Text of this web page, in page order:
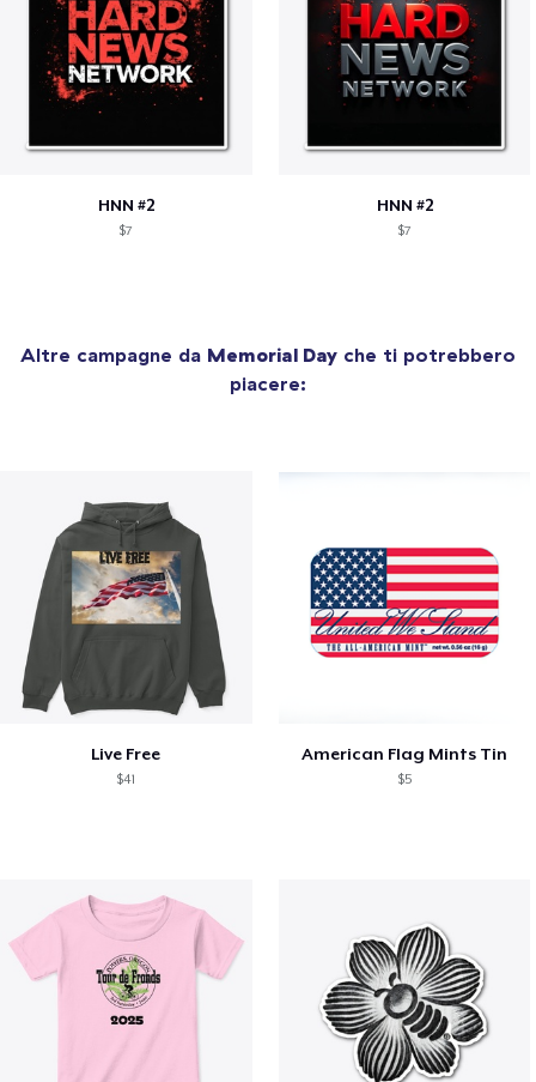
HNN #2
$7
HNN #2
$7
Altre campagne da Memorial Day che ti potrebbero
piacere:
Live Free
$41
American Flag Mints Tin
$5